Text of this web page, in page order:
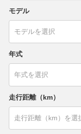
モデル
年式
走行距離（km）